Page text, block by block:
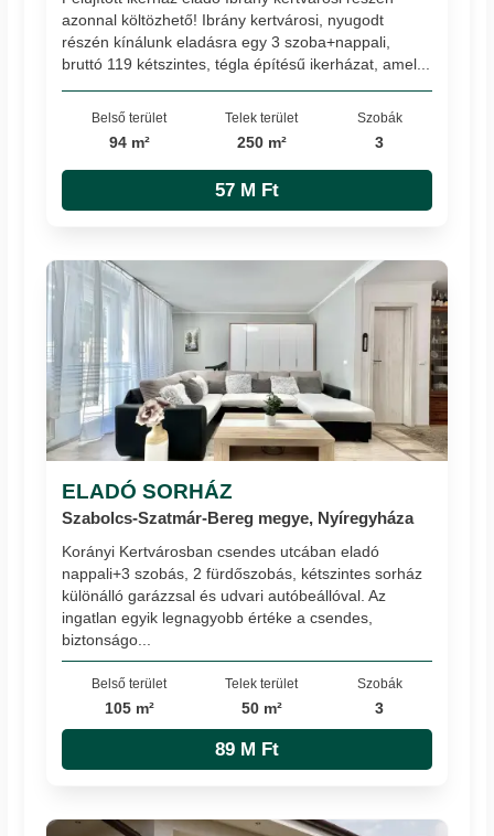
azonnal költözhető! Ibrány kertvárosi, nyugodt
részén kínálunk eladásra egy 3 szoba+nappali,
bruttó 119 kétszintes, tégla építésű ikerházat, amel...
Belső terület
94 m²
Telek terület
250 m²
Szobák
3
57 M Ft
ELADÓ SORHÁZ
Szabolcs-Szatmár-Bereg megye, Nyíregyháza
Korányi Kertvárosban csendes utcában eladó
nappali+3 szobás, 2 fürdőszobás, kétszintes sorház
különálló garázzsal és udvari autóbeállóval. Az
ingatlan egyik legnagyobb értéke a csendes,
biztonságo...
Belső terület
105 m²
Telek terület
50 m²
Szobák
3
89 M Ft